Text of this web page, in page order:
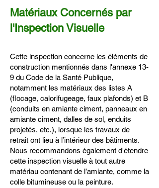
Matériaux Concernés par
l'Inspection Visuelle
Cette inspection concerne les éléments de
construction mentionnés dans l'annexe 13-
9 du Code de la Santé Publique,
notamment les matériaux des listes A
(flocage, calorifugeage, faux plafonds) et B
(conduits en amiante ciment, panneaux en
amiante ciment, dalles de sol, enduits
projetés, etc.), lorsque les travaux de
retrait ont lieu à l’intérieur des bâtiments.
Nous recommandons également d'étendre
cette inspection visuelle à tout autre
matériau contenant de l’amiante, comme la
colle bitumineuse ou la peinture.